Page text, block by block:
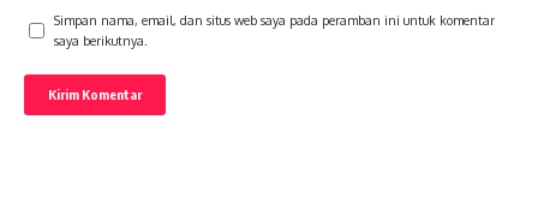
Simpan nama, email, dan situs web saya pada peramban ini untuk komentar
saya berikutnya.